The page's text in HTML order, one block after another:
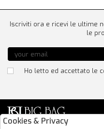
Iscriviti ora e ricevi le ultime
le
Ho letto ed accettato le
Cookies & Privacy